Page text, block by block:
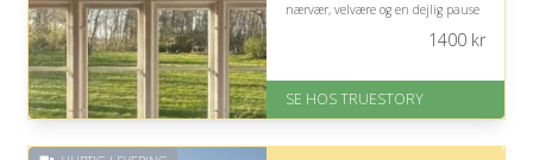
nærvær, velvære og en dejlig pause
Eller lav digitalt gavekort med det
Fremragende Trustpilot rating
1400kr
SE HOS TRUESTORY